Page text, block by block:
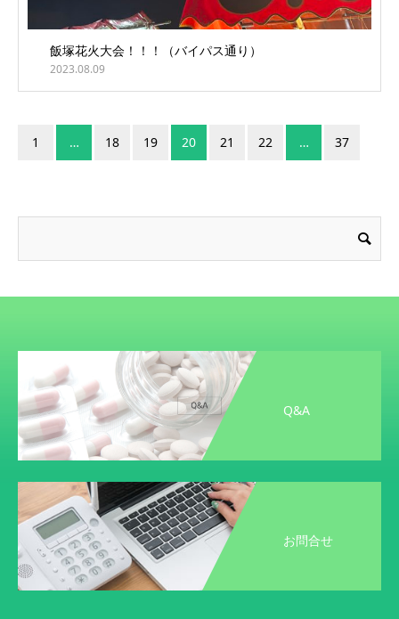
飯塚花火大会！！！（バイパス通り）
2023.08.09
1 … 18 19 20 21 22 … 37
Q&A
お問合せ